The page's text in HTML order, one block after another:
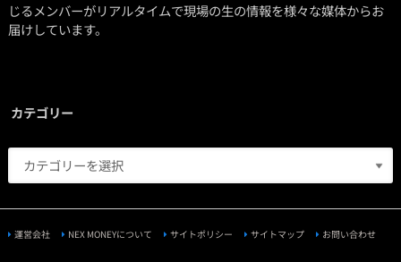
じるメンバーがリアルタイムで現場の生の情報を様々な媒体からお
届けしています。
カテゴリー
運営会社 NEX MONEYについて サイトポリシー サイトマップ お問い合わせ